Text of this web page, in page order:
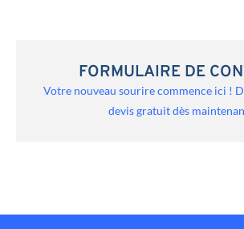
FORMULAIRE DE
Votre nouveau sourire commence ici !
devis gratuit dès